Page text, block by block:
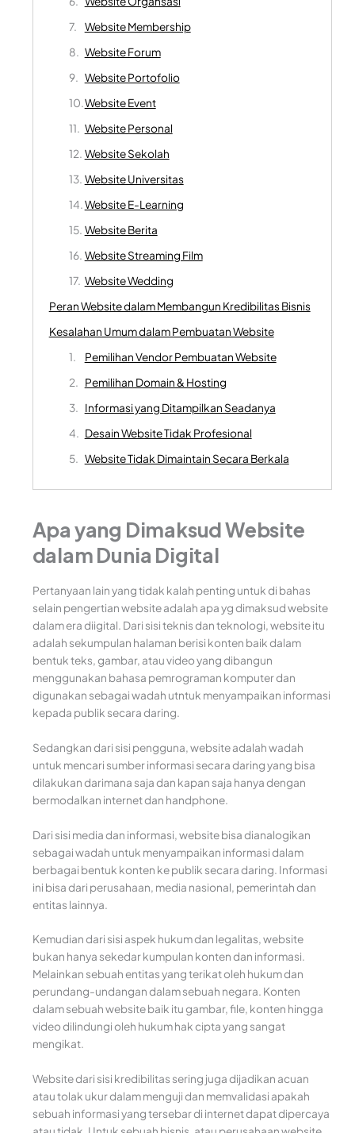
Website Membership
Website Forum
Website Portofolio
Website Event
Website Personal
Website Sekolah
Website Universitas
Website E-Learning
Website Berita
Website Streaming Film
Website Wedding
Peran Website dalam Membangun Kredibilitas Bisnis
Kesalahan Umum dalam Pembuatan Website
Pemilihan Vendor Pembuatan Website
Pemilihan Domain & Hosting
Informasi yang Ditampilkan Seadanya
Desain Website Tidak Profesional
Website Tidak Dimaintain Secara Berkala
Apa yang Dimaksud Website
dalam Dunia Digital
Pertanyaan lain yang tidak kalah penting untuk di bahas
selain pengertian website adalah apa yg dimaksud website
dalam era diigital. Dari sisi teknis dan teknologi, website itu
adalah sekumpulan halaman berisi konten baik dalam
bentuk teks, gambar, atau video yang dibangun
menggunakan bahasa pemrograman komputer dan
digunakan sebagai wadah utntuk menyampaikan informasi
kepada publik secara daring.
Sedangkan dari sisi pengguna, website adalah wadah
untuk mencari sumber informasi secara daring yang bisa
dilakukan darimana saja dan kapan saja hanya dengan
bermodalkan internet dan handphone.
Dari sisi media dan informasi, website bisa dianalogikan
sebagai wadah untuk menyampaikan informasi dalam
berbagai bentuk konten ke publik secara daring. Informasi
ini bisa dari perusahaan, media nasional, pemerintah dan
entitas lainnya.
Kemudian dari sisi aspek hukum dan legalitas, website
bukan hanya sekedar kumpulan konten dan informasi.
Melainkan sebuah entitas yang terikat oleh hukum dan
perundang-undangan dalam sebuah negara. Konten
dalam sebuah website baik itu gambar, file, konten hingga
video dilindungi oleh hukum hak cipta yang sangat
mengikat.
Website dari sisi kredibilitas sering juga dijadikan acuan
atau tolak ukur dalam menguji dan memvalidasi apakah
sebuah informasi yang tersebar di internet dapat dipercaya